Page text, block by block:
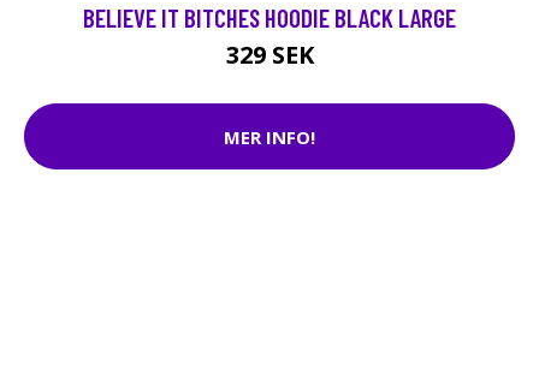
BELIEVE IT BITCHES HOODIE BLACK LARGE
329 SEK
MER INFO!